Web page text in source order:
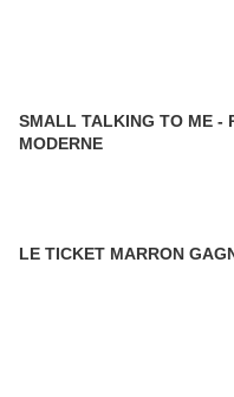
SMALL TALKING TO ME -
MODERNE
LE TICKET MARRON